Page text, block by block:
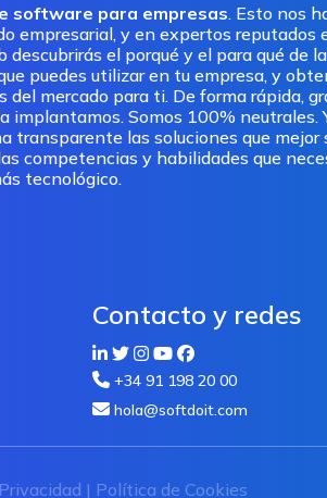
software para empresas. Esto nos
empresarial, y en expertos reputados
el porqué y el para qué de
puedes utilizar en tu empresa, y
del mercado para ti. De forma rápida,
implantamos. Somos 100% neutrales.
transparente las soluciones que
competencias y habilidades que
tecnológico.
Contacto y redes
+34 91 198 20 00
hola@softdoit.com
| Política de Cookies